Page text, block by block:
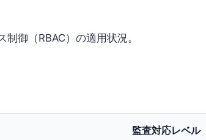
御（RBAC）の適用状況。
監査対応レベル